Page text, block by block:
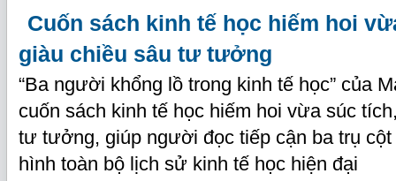
Cuốn sách kinh tế học hiếm hoi
giàu chiều sâu tư tưởng
“Ba người khổng lồ trong kinh tế học” của
cuốn sách kinh tế học hiếm hoi vừa súc
tư tưởng, giúp người đọc tiếp cận ba trụ
hình toàn bộ lịch sử kinh tế học hiện đại